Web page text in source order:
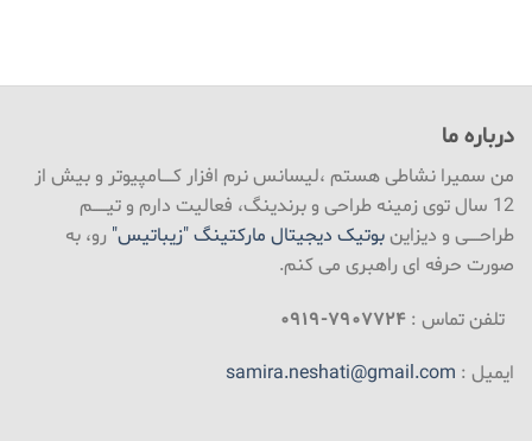
درباره ما
من سمیرا نشاطی هستم ،لیسانس نرم افزار کـــــامپیوتر و بیش از
12 سال توی زمینه طراحی و برندینگ، فعالیت دارم و تیــــــم
طراحـــــی و دیزاین بوتیک دیجیتال مارکتینگ "زیباتیس" رو، به
صورت حرفه ای راهبری می کنم.
تلفن تماس : ۷۹۰۷۷۲۴-۰۹۱۹
ایمیل : samira.neshati@gmail.com